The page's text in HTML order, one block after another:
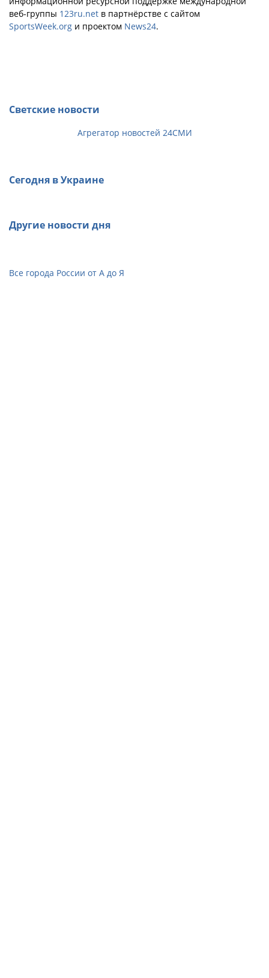
веб-группы 123ru.net в партнёрстве с сайтом
SportsWeek.org и проектом News24.
Светские новости
Агрегатор новостей 24СМИ
Сегодня в Украине
Другие новости дня
Все города России от А до Я